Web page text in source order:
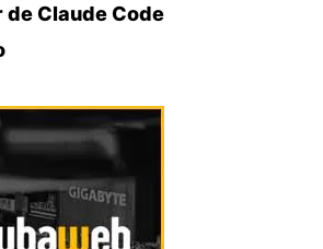
de Claude Code